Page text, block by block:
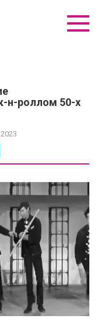
н-роллом 50-х